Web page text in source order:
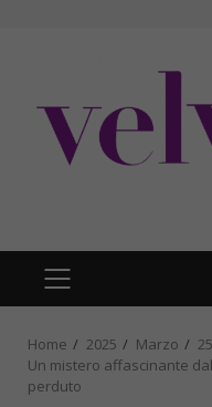
PRIMARY
MENU
Home 2025 Marzo
25
Un mistero affascinante
perduto